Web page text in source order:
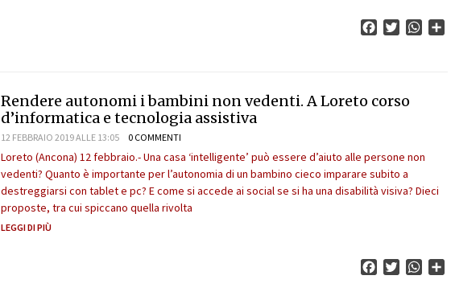
FacebookTwitter
Rendere autonomi i bambini non vedenti. A Loreto corso
d’informatica e tecnologia assistiva
12 FEBBRAIO 2019 ALLE 13:05 0 COMMENTI
Loreto (Ancona) 12 febbraio.- Una casa ‘intelligente’ può essere d’aiuto alle persone non
vedenti? Quanto è importante per l’autonomia di un bambino cieco imparare subito a
destreggiarsi con tablet e pc? E come si accede ai social se si ha una disabilità visiva? Dieci
proposte, tra cui spiccano quella rivolta
LEGGI DI PIÙ
FacebookTwitter